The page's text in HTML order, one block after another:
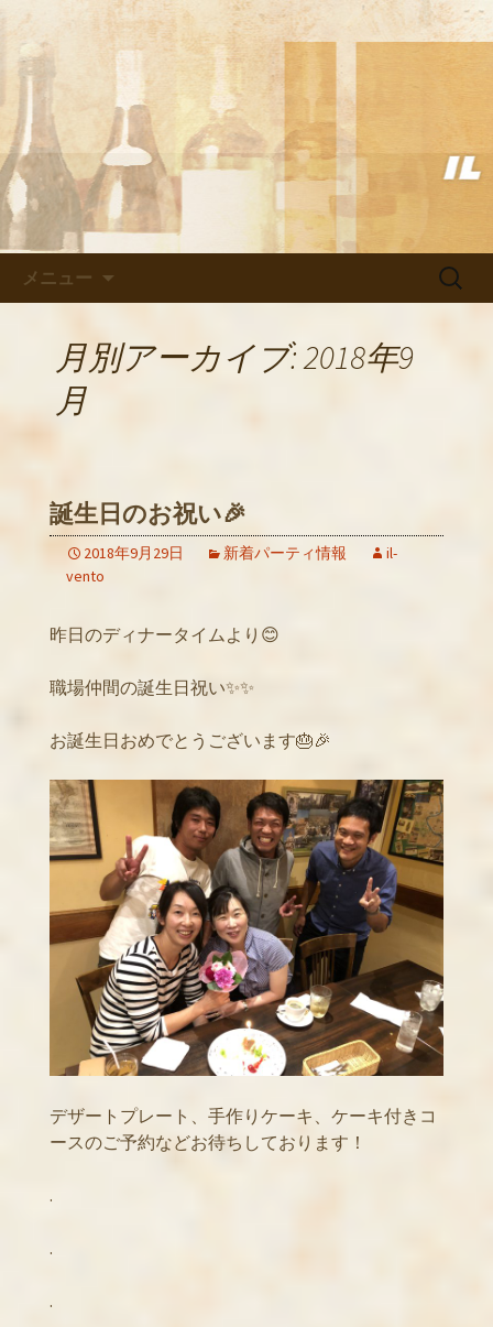
武蔵小杉の美味しいイタリアン
「イルヴェント」のブログ
武蔵小杉の美味しいイタリアン「イル
ヴェント」のブログ
メニュー
検
月別アーカイブ: 2018年9
月
誕生日のお祝い🎉
2018年9月29日 新着パーティ情報
il-
vento
昨日のディナータイムより😊
職場仲間の誕生日祝い✨✨
お誕生日おめでとうございます🎂🎉
デザートプレート、手作りケーキ、ケーキ付きコ
ースのご予約などお待ちしております！
.
.
.